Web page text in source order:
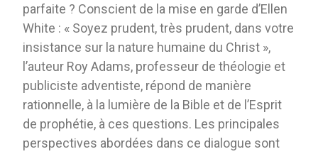
parfaite ? Conscient de la mise en garde d’Ellen
White : « Soyez prudent, très prudent, dans votre
insistance sur la nature humaine du Christ »,
l’auteur Roy Adams, professeur de théologie et
publiciste adventiste, répond de manière
rationnelle, à la lumière de la Bible et de l’Esprit
de prophétie, à ces questions. Les principales
perspectives abordées dans ce dialogue sont